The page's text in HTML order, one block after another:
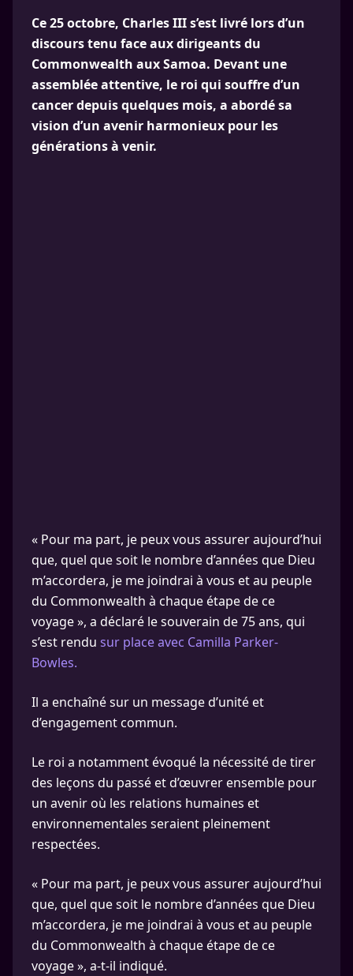
Ce 25 octobre, Charles III s’est livré lors d’un
discours tenu face aux dirigeants du
Commonwealth aux Samoa. Devant une
assemblée attentive, le roi qui souffre d’un
cancer depuis quelques mois, a abordé sa
vision d’un avenir harmonieux pour les
générations à venir.
« Pour ma part, je peux vous assurer aujourd’hui
que, quel que soit le nombre d’années que Dieu
m’accordera, je me joindrai à vous et au peuple
du Commonwealth à chaque étape de ce
voyage », a déclaré le souverain de 75 ans, qui
s’est rendu sur place avec Camilla Parker-
Bowles.
Il a enchaîné sur un message d’unité et
d’engagement commun.
Le roi a notamment évoqué la nécessité de tirer
des leçons du passé et d’œuvrer ensemble pour
un avenir où les relations humaines et
environnementales seraient pleinement
respectées.
« Pour ma part, je peux vous assurer aujourd’hui
que, quel que soit le nombre d’années que Dieu
m’accordera, je me joindrai à vous et au peuple
du Commonwealth à chaque étape de ce
voyage », a-t-il indiqué.